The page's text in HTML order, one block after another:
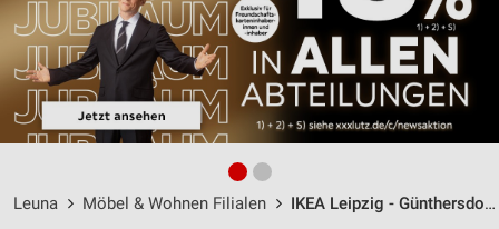
Leuna Möbel & Wohnen Filialen IKEA Leipzig - Günthersdorf Leuna / Nordpark 17 - Öffnungszeiten & Adresse